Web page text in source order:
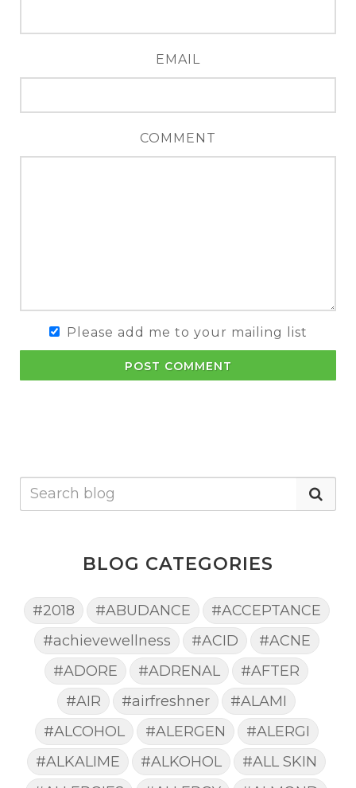
EMAIL
COMMENT
Please add me to your mailing list
POST COMMENT
BLOG CATEGORIES
#2018 #ABUDANCE
#ACCEPTANCE
#achievewellness
#ACID
#ACNE
#ADORE
#ADRENAL
#AFTER
#AIR
#airfreshner
#ALAMI
#ALCOHOL
#ALERGEN
#ALERGI
#ALKALIME
#ALKOHOL
#ALL SKIN